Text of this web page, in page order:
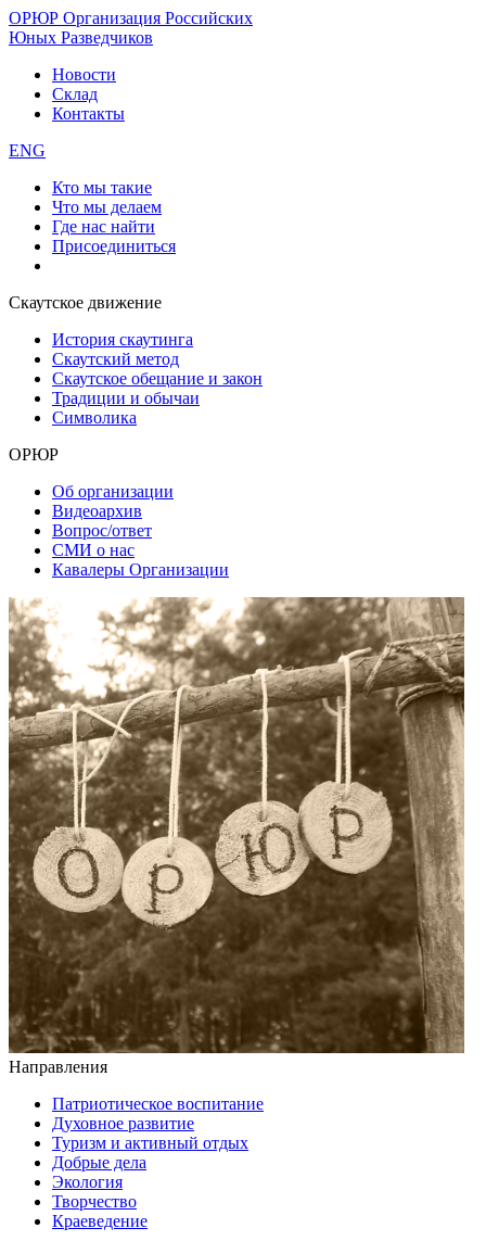
ОРЮР Организация Российских
Юных Разведчиков
Новости
Склад
Контакты
ENG
Кто мы такие
Что мы делаем
Где нас найти
Присоединиться
Скаутское движение
История скаутинга
Скаутский метод
Скаутское обещание и закон
Традиции и обычаи
Символика
ОРЮР
Об организации
Видеоархив
Вопрос/ответ
СМИ о нас
Кавалеры Организации
Направления
Патриотическое воспитание
Духовное развитие
Туризм и активный отдых
Добрые дела
Экология
Творчество
Краеведение